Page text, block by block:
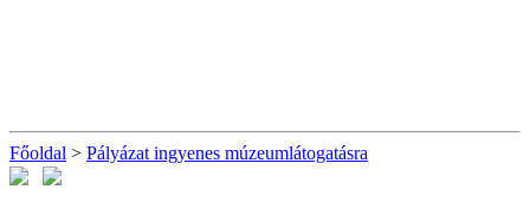
Főoldal > Pályázat ingyenes múzeumlátogatásra